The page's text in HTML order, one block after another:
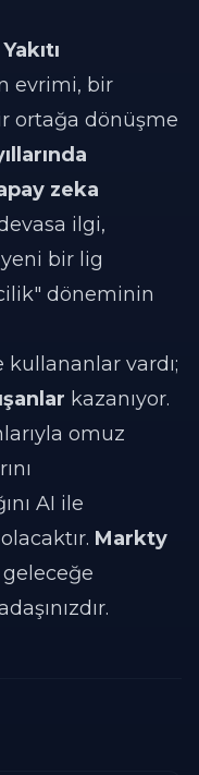
evrimi, bir
ortağa dönüşme
zeka
ilgi,
bir lig
döneminin
vardı;
kazanıyor.
omuz
AI ile
Markty